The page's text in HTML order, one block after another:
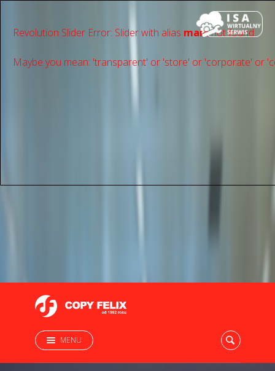
Revolution Slider Error: Slider with alias mainnot found.
Maybe you mean: 'transparent' or 'store' or 'сorporate' or
MENU